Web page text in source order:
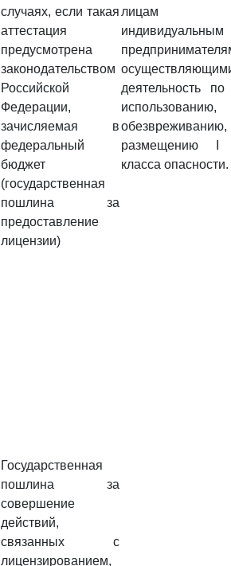
случаях, если такая
аттестация
предусмотрена
законодательством
Российской
Федерации,
зачисляемая в
федеральный
бюджет
(государственная
пошлина за
предоставление
лицензии)
индивидуальным
деятельность по
использованию,
обезвреживанию,
размещению
класса опасности.
Государственная
пошлина за
совершение
действий,
связанных с
лицензированием,